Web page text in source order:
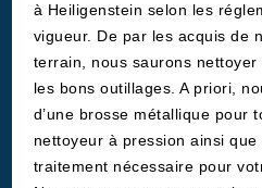
à Heiligenstein selon les
vigueur. De par les acquis de
terrain, nous saurons
les bons outillages. A priori,
d’une brosse métallique pour
nettoyeur à pression ainsi
traitement nécessaire pour